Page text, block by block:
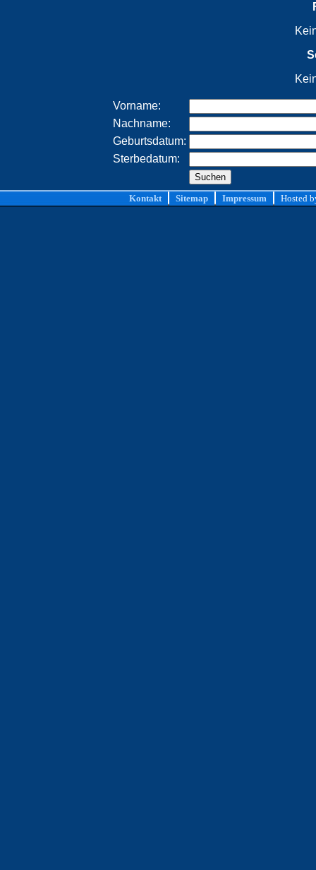
Vorname:
Nachname:
Geburtsdatum:
Sterbedatum:
Kontakt Sitemap Impressum Hosted